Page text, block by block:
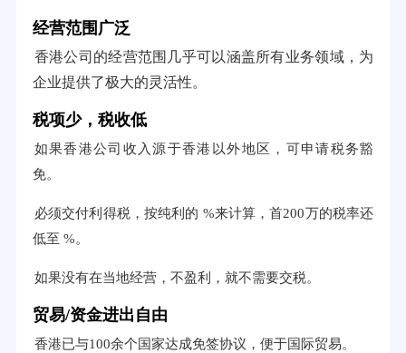
经营范围广泛
香港公司的经营范围几乎可以涵盖所有业务领域，为
企业提供了极大的灵活性。
税项少，税收低
如果香港公司收入源于香港以外地区，可申请税务豁
免。
必须交付利得税，按纯利的 %来计算，首200万的税率还
低至 %。
如果没有在当地经营，不盈利，就不需要交税。
贸易/资金进出自由
香港已与100余个国家达成免签协议，便于国际贸易。